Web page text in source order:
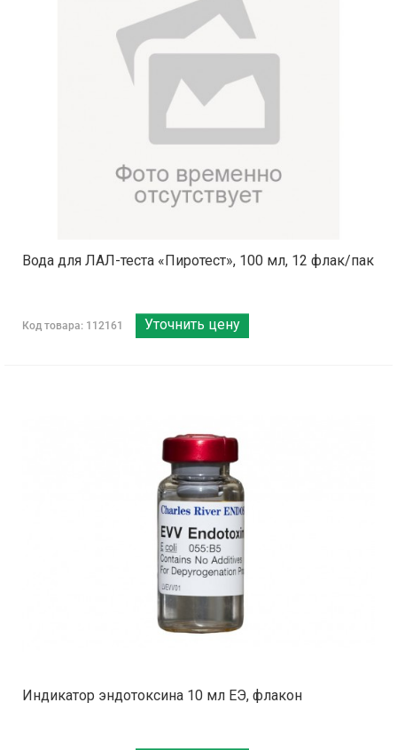
Вода для ЛАЛ-теста «Пиротест», 100 мл, 12 флак/пак
Код товара: 112161 Уточнить цену
Индикатор эндотоксина 10 мл ЕЭ, флакон